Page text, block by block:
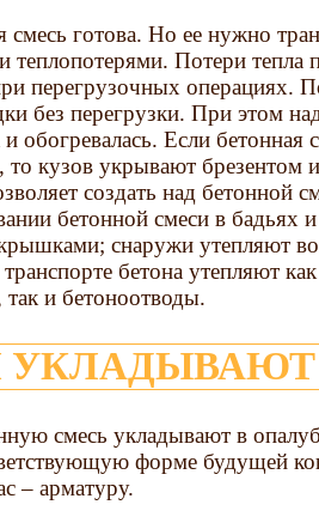
смесь готова. Но ее нужно
Потери тепла
перегрузочных операциях.
без перегрузки. При этом
обогревалась. Если бетонная
то кузов укрывают
создать над бетонной
бетонной смеси в
снаружи утепляют
бетона утепляют
так и бетоноотводы.
смесь укладывают в
форме будущей
– арматуру.